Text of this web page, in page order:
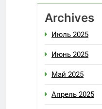
Archives
Июль 2025
Июнь 2025
Май 2025
Апрель 2025